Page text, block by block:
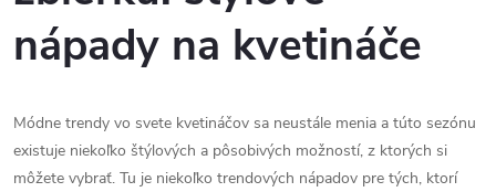
nápady na kvetináče
Módne trendy vo svete kvetináčov sa neustále menia a túto sezónu
existuje niekoľko štýlových a pôsobivých možností, z ktorých si
môžete vybrať. Tu je niekoľko trendových nápadov pre tých, ktorí